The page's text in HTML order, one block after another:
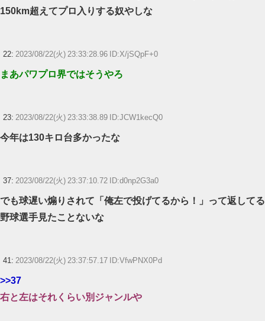
150km超えてプロ入りする奴やしな
22: 2023/08/22(火) 23:33:28.96 ID:X/jSQpF+0
まあパワプロ界ではそうやろ
23: 2023/08/22(火) 23:33:38.89 ID:JCW1kecQ0
今年は130キロ台多かったな
37: 2023/08/22(火) 23:37:10.72 ID:d0np2G3a0
でも球遅い煽りされて「俺左で投げてるから！」って返してる
野球選手見たことないな
41: 2023/08/22(火) 23:37:57.17 ID:VfwPNX0Pd
>>37
右と左はそれくらい別ジャンルや